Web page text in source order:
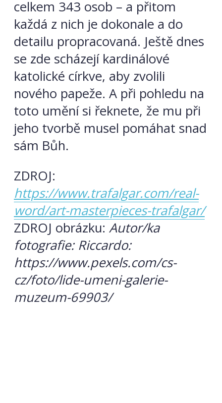
celkem 343 osob – a přitom
každá z nich je dokonale a do
detailu propracovaná. Ještě dnes
se zde scházejí kardinálové
katolické církve, aby zvolili
nového papeže. A při pohledu na
toto umění si řeknete, že mu při
jeho tvorbě musel pomáhat snad
sám Bůh.
ZDROJ:
https://www.trafalgar.com/real-
word/art-masterpieces-trafalgar/
ZDROJ obrázku: Autor/ka
fotografie: Riccardo:
https://www.pexels.com/cs-
cz/foto/lide-umeni-galerie-
muzeum-69903/